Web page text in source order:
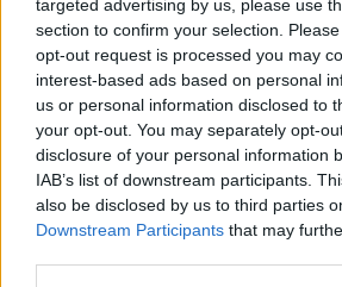
targeted advertising by us, please use
section to confirm your selection.
opt-out request is processed you may
interest-based ads based on personal
us or personal information disclosed to
your opt-out. You may separately opt-
disclosure of your personal information
IAB’s list of downstream participants.
also be disclosed by us to third parties
Downstream Participants that may
Med-Professionals Symposium
γιορτή της ελληνικής
και της τεχνολογικής προόδου.
Διαβάστε επίσης
Δράση ενημέρωσης και